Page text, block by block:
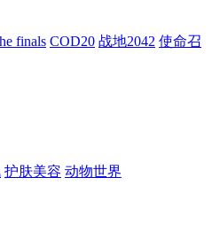
finals COD20 战地2042 使命召
护肤美容 动物世界